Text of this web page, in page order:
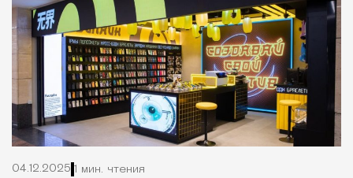
04.12.2025 1 мин. чтения